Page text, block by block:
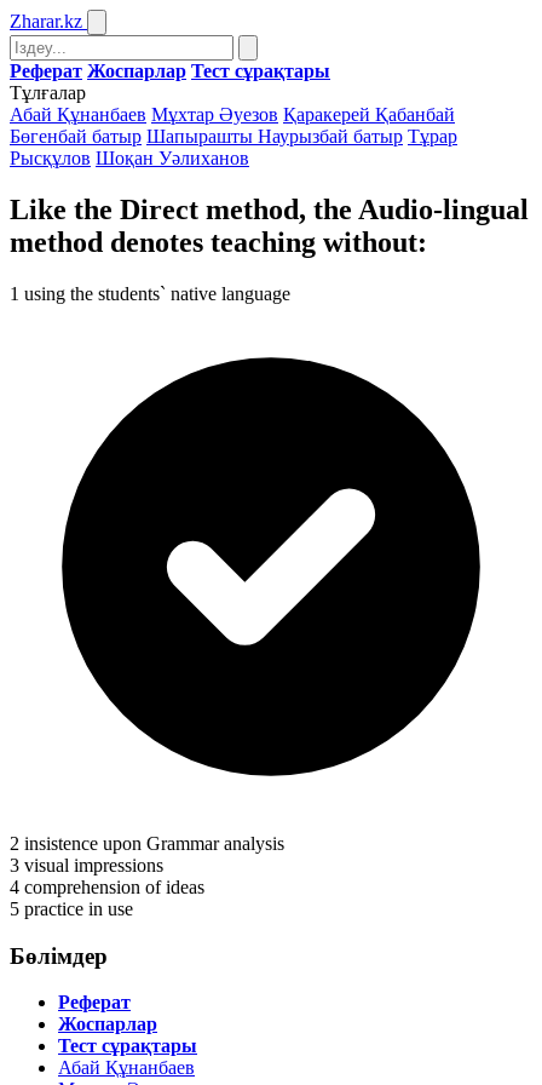
Zharar.kz
Реферат Жоспарлар Тест сұрақтары
Тұлғалар
Абай Құнанбаев Мұхтар Әуезов Қаракерей Қабанбай
Бөгенбай батыр Шапырашты Наурызбай батыр Тұрар
Рысқұлов Шоқан Уәлиханов
Like the Direct method, the Audio-lingual
method denotes teaching without:
1 using the students` native language
2 insistence upon Grammar analysis
3 visual impressions
4 comprehension of ideas
5 practice in use
Бөлімдер
Реферат
Жоспарлар
Тест сұрақтары
Абай Құнанбаев